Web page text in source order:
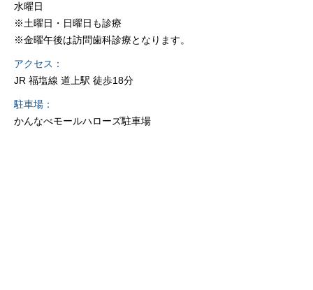
水曜日
※土曜日・日曜日も診療
※金曜午後は訪問歯科診療となります。
アクセス
JR 福塩線 道上駅 徒歩18分
駐車場
かんなべモールハローズ駐車場